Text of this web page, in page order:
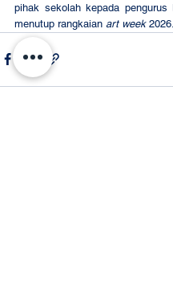
pihak sekolah kepada pengurus
menutup rangkaian art week 2026.